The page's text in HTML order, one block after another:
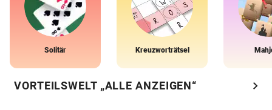
Solitär Kreuzworträtsel
VORTEILSWELT „ALLE ANZEIGEN“ chevron_right